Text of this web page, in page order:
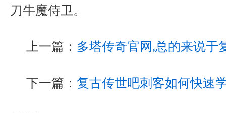
刀牛魔侍卫。
上一篇： 多塔传奇官网,总的来说于
下一篇： 复古传世吧刺客如何快速